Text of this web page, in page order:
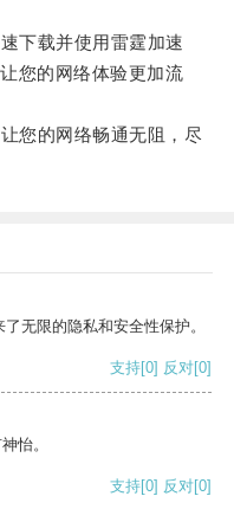
下载并使用雷霆加速
您的网络体验更加流
的网络畅通无阻，尽
无限的隐私和安全性保护。
支持[0] 反对[0]
怡。
支持[0] 反对[0]